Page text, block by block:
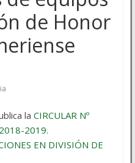
de Honor
la CIRCULAR Nº
2019.
EN DIVISIÓN DE